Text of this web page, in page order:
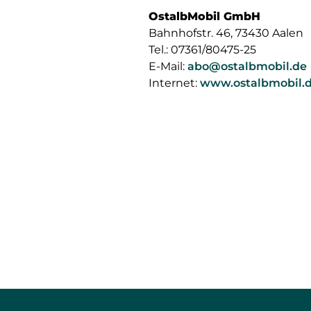
OstalbMobil GmbH
Bahnhofstr. 46, 73430 Aalen
Tel.: 07361/80475-25
E-Mail: abo@ostalbmobil.de
Internet: